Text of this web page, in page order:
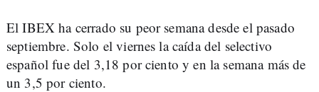
El IBEX ha cerrado su peor semana desde el pasado
septiembre. Solo el viernes la caída del selectivo
español fue del 3,18 por ciento y en la semana más de
un 3,5 por ciento.